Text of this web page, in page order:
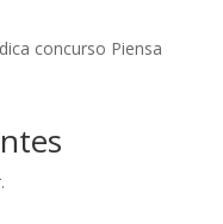
concurso Piensa